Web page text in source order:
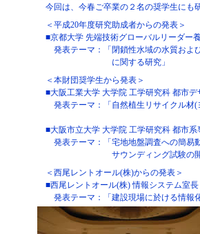
今回は、今春ご卒業の２名の奨学生にも
＜平成20年度研究助成者からの発表＞
■京都大学 先端技術グローバルリーダ
発表テーマ：「閉鎖性水域の水質およ
に関する研究」
＜本財団奨学生から発表＞
■大阪工業大学 大学院 工学研究科 都市
発表テーマ：「自然植生リサイクル材
■大阪市立大学 大学院 工学研究科 都市
発表テーマ：「宅地地盤調査への簡易
サウンディング試験の
＜西尾レントオール(株)からの発表＞
■西尾レントオール(株) 情報システム室
発表テーマ：「建設現場に於ける情報